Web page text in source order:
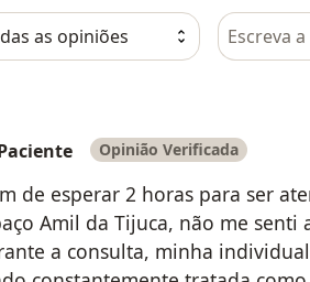
Pesquisar
Opinião Verificada
de esperar 2 horas para ser
Amil da Tijuca, não me senti
a consulta, minha